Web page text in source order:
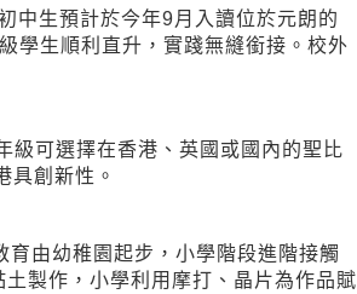
中生預計於今年9月入讀位於元朗的
學生順利直升，實踐無縫銜接。校外
級可選擇在香港、英國或國內的聖比
具創新性。
由幼稚園起步，小學階段進階接觸
製作，小學利用摩打、晶片為作品賦